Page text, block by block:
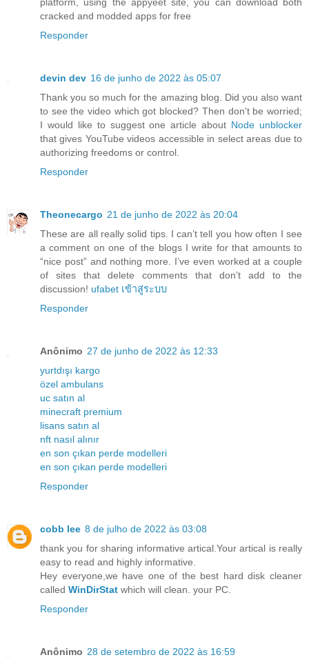
cracked and modded apps for free
Responder
devin dev 16 de junho de 2022 às 05:07
Thank you so much for the amazing blog. Did you also want
to see the video which got blocked? Then don't be worried;
I would like to suggest one article about Node unblocker
that gives YouTube videos accessible in select areas due to
authorizing freedoms or control.
Responder
Theonecargo 21 de junho de 2022 às 20:04
These are all really solid tips. I can’t tell you how often I see
a comment on one of the blogs I write for that amounts to
“nice post” and nothing more. I’ve even worked at a couple
of sites that delete comments that don’t add to the
discussion! ufabet เข้าสู่ระบบ
Responder
Anônimo 27 de junho de 2022 às 12:33
yurtdışı kargo
özel ambulans
uc satın al
minecraft premium
lisans satın al
nft nasıl alınır
en son çıkan perde modelleri
en son çıkan perde modelleri
Responder
cobb lee 8 de julho de 2022 às 03:08
thank you for sharing informative artical.Your artical is really
easy to read and highly informative.
Hey everyone,we have one of the best hard disk cleaner
called WinDirStat which will clean. your PC.
Responder
Anônimo 28 de setembro de 2022 às 16:59